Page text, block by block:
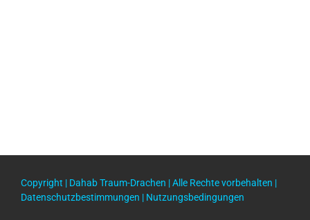
Copyright | Dahab Traum-Drachen | Alle Rechte vorbehalten |
Datenschutzbestimmungen | Nutzungsbedingungen